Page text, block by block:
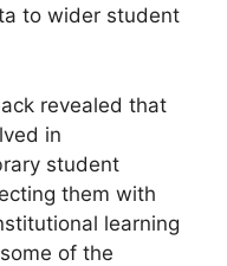
to wider student
revealed that
in
student
them with
learning
of the